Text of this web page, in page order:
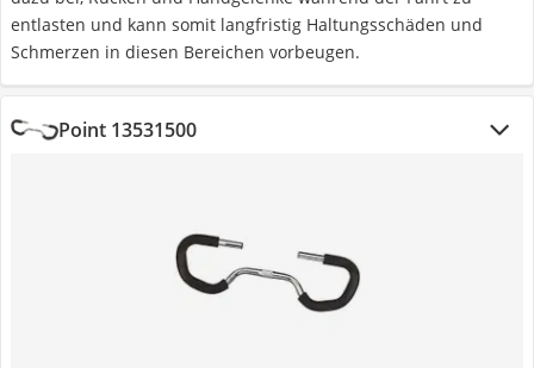
entlasten und kann somit langfristig Haltungsschäden und
Schmerzen in diesen Bereichen vorbeugen.
Point 13531500